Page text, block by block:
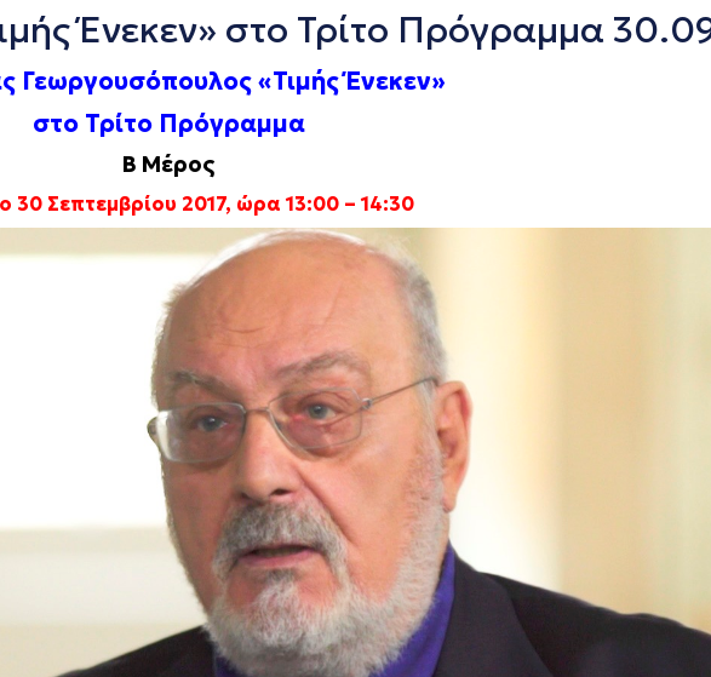
Ένεκεν» στο Τρίτο Πρόγραμμα
Γεωργουσόπουλος «Τιμής Ένεκεν»
στο Τρίτο Πρόγραμμα
Β΄ Μέρος
30 Σεπτεμβρίου 2017, ώρα 13:00 – 14:30